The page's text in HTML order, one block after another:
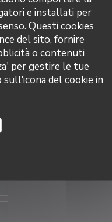
e installati per
Questi cookies
del sito, fornire
o contenuti
per gestire le tue
del cookie in